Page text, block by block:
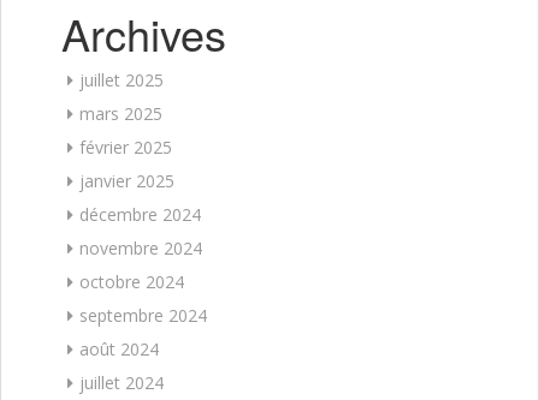
Archives
juillet 2025
mars 2025
février 2025
janvier 2025
décembre 2024
novembre 2024
octobre 2024
septembre 2024
août 2024
juillet 2024